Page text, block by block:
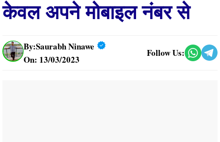
केवल अपने मोबाइल नंबर से
By:Saurabh Ninawe
On: 13/03/2023
Follow Us: